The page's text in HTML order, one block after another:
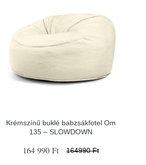
Krémszínű buklé babzsákfotel Om
135 – SLOWDOWN
164 990 Ft 164990 Ft